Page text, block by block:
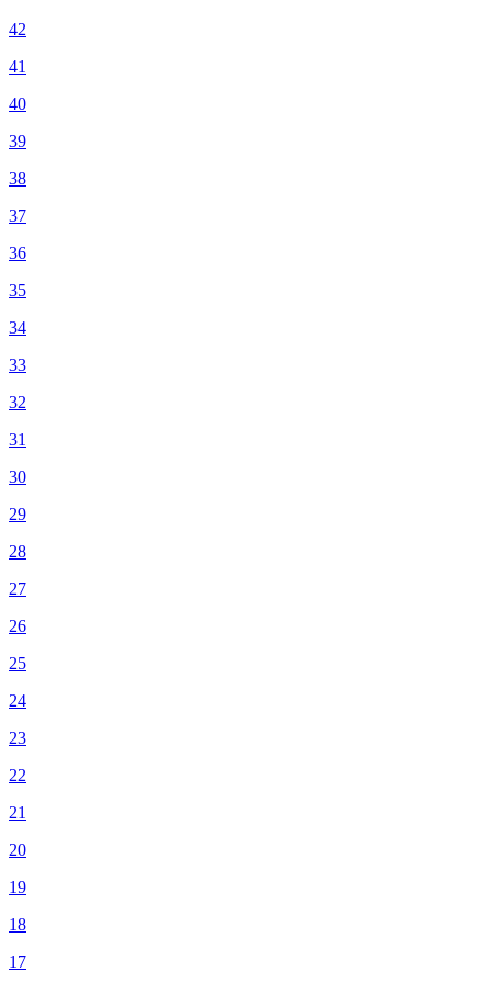
42
41
40
39
38
37
36
35
34
33
32
31
30
29
28
27
26
25
24
23
22
21
20
19
18
17